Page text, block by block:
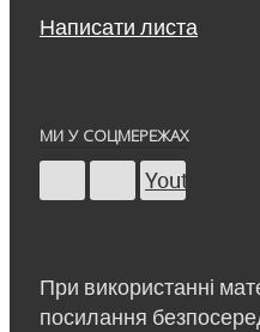
Написати листа
МИ У СОЦМЕРЕЖАХ
Youtube
При використанні
посилання